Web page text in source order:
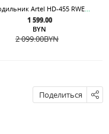
Холодильник Artel HD-455 RWENE Стальной
1 599.00
BYN
2 099.00BYN
Поделиться